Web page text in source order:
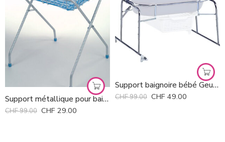
Support métallique pour baignoire Onda OK Baby *
CHF99.00 CHF 29.00
Support baignoire bébé Geuther *
CHF99.00 CHF 49.00